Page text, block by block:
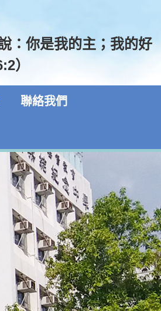
：你是我的主；我的好
）
聯絡我們